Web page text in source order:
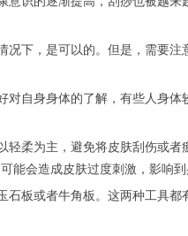
下，是可以的。但是，需要
自身身体的了解，有些人身
柔为主，避免将皮肤刮伤或
能会造成皮肤过度刺激，影响到
板或者牛角板。这两种工具都